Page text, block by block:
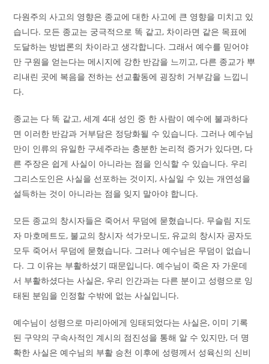
다원주의 사고의 영향은 종교에 대한 사고에 큰 영향을 미치고 있
습니다. 모든 종교는 궁극적으로 똑 같고, 차이라면 같은 목표에
도달하는 방법론의 차이라고 생각합니다. 그래서 예수를 믿어야
만 구원을 얻는다는 메시지에 강한 반감을 느끼고, 다른 종교가 뿌
리내린 곳에 복음을 전하는 선교활동에 굉장히 거부감을 느낍니
다.
종교는 다 똑 같고, 세계 4대 성인 중 한 사람이 예수에 불과하다
면 이러한 반감과 거부담은 정당화될 수 있습니다. 그러나 예수님
만이 인류의 유일한 구세주라는 충분한 논리적 증거가 있다면, 다
른 주장은 쉽게 사실이 아니라는 점을 인식할 수 있습니다. 우리
그리스도인은 사실을 선포하는 것이지, 사실일 수 있는 개연성을
설득하는 것이 아니라는 점을 잊지 말아야 합니다.
모든 종교의 창시자들은 죽어서 무덤에 묻혔습니다. 무슬림 지도
자 마호메트도, 불교의 창시자 석가모니도, 유교의 창시자 공자도
모두 죽어서 무덤에 묻혔습니다. 그러나 예수님은 무덤이 없습니
다. 그 이유는 부활하셨기 때문입니다. 예수님이 죽은 자 가운데
서 부활하셨다는 사실은, 우리 인간과는 다른 분이고 성령으로 잉
태된 분임을 인정할 수밖에 없는 사실입니다.
예수님이 성령으로 마리아에게 잉태되었다는 사실은, 이미 기록
된 구약의 구속사적인 계시의 점진성을 통해 알 수 있지만, 더 명
확한 사실은 예수님의 부활 승천 이후에 성령께서 성육신의 신비